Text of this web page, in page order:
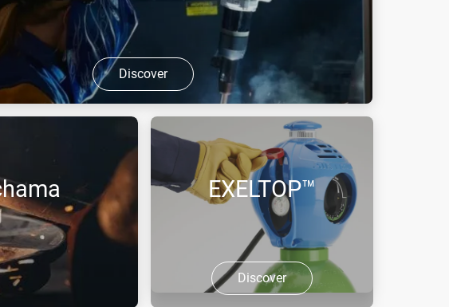
Discover
de qualidade ótima, a gama de gases e misturas ARCAL™
adaptadas a todos os seus tipos de necessidades.
EXELTOP™
Discover